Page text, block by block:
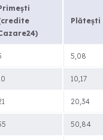
Plătești
5,08
10,17
20,34
50,84